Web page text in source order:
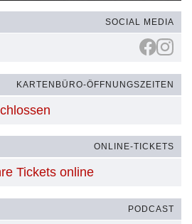
SOCIAL MEDIA
KARTENBÜRO-ÖFFNUNGSZEITEN
ONLINE-TICKETS
Tickets online
PODCAST